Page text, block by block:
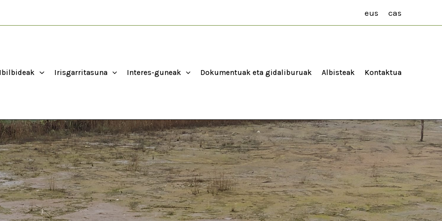
eus cas
Ibilbideak Irisgarritasuna Interes-guneak Dokumentuak eta gidaliburuak Albisteak Kontaktua